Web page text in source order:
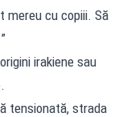
mereu cu copiii. Să
irakiene sau
tensionată, strada